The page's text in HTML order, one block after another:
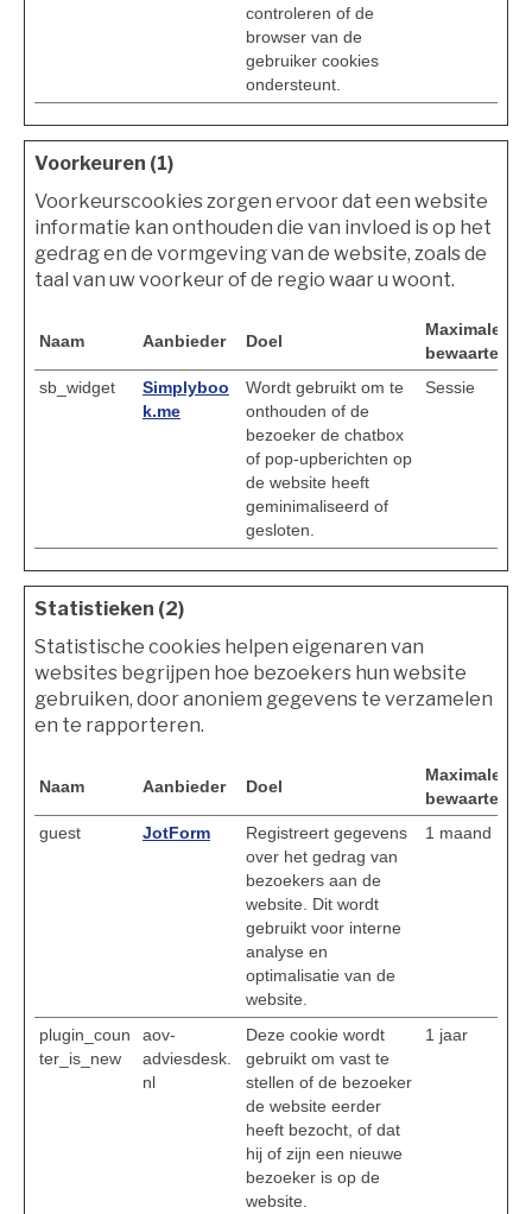
controleren of de
browser van de
gebruiker cookies
ondersteunt.
Voorkeuren (1)
Voorkeurscookies zorgen ervoor dat een website
informatie kan onthouden die van invloed is op het
gedrag en de vormgeving van de website, zoals de
taal van uw voorkeur of de regio waar u woont.
Naam Aanbieder Doel
Maximale
sb_widget
Simplyboo
k.me
Wordt gebruikt om te
onthouden of de
bezoeker de chatbox
of pop-upberichten op
de website heeft
geminimaliseerd of
gesloten.
Sessie
Statistieken (2)
Statistische cookies helpen eigenaren van
websites begrijpen hoe bezoekers hun website
gebruiken, door anoniem gegevens te verzamelen
en te rapporteren.
Naam Aanbieder Doel
Maximale
guest
JotForm
Registreert gegevens
over het gedrag van
bezoekers aan de
website. Dit wordt
gebruikt voor interne
analyse en
optimalisatie van de
website.
1 maand
plugin_coun
ter_is_new
aov-
adviesdesk.
nl
Deze cookie wordt
gebruikt om vast te
stellen of de bezoeker
de website eerder
heeft bezocht, of dat
hij of zijn een nieuwe
bezoeker is op de
website.
1 jaar